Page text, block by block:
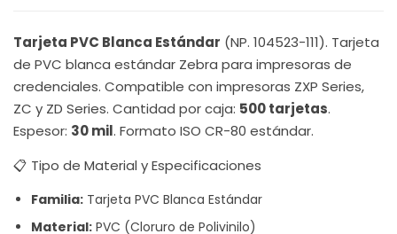
Tarjeta PVC Blanca Estándar (NP. 104523-111). Tarjeta
de PVC blanca estándar Zebra para impresoras de
credenciales. Compatible con impresoras ZXP Series,
ZC y ZD Series. Cantidad por caja: 500 tarjetas.
Espesor: 30 mil. Formato ISO CR-80 estándar.
📋 Tipo de Material y Especificaciones
Familia: Tarjeta PVC Blanca Estándar
Material: PVC (Cloruro de Polivinilo)